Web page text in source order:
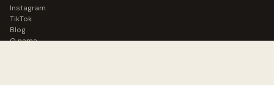
Instagram
TikTok
Blog
O nama